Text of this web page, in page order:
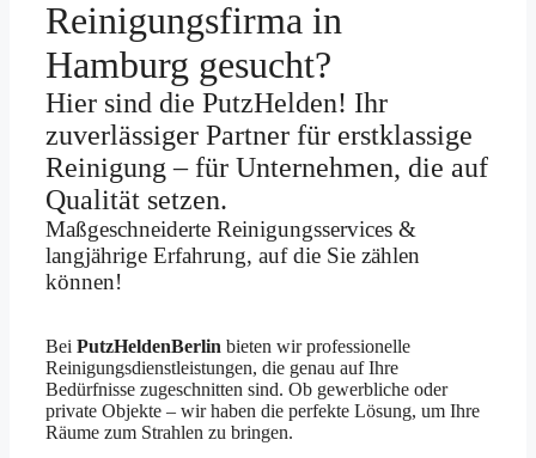
Reinigungsfirma in
Hamburg gesucht?
Hier sind die PutzHelden! Ihr
zuverlässiger Partner für erstklassige
Reinigung – für Unternehmen, die auf
Qualität setzen.
Maßgeschneiderte Reinigungsservices &
langjährige Erfahrung, auf die Sie zählen
können!
Bei PutzHeldenBerlin bieten wir professionelle
Reinigungsdienstleistungen, die genau auf Ihre
Bedürfnisse zugeschnitten sind. Ob gewerbliche oder
private Objekte – wir haben die perfekte Lösung, um Ihre
Räume zum Strahlen zu bringen.